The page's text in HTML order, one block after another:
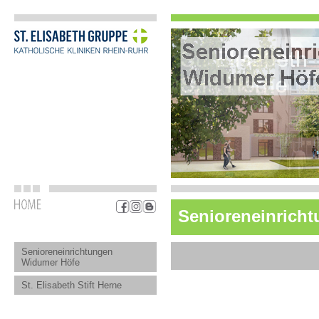
Senioreneinrichtungen
Widumer Höfe
St. Elisabeth Stift Herne